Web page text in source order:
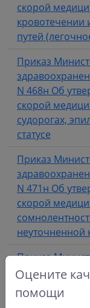
скорой
кровотечении
путей
Приказ
N 468н Об
скорой
судорогах,
статусе
Приказ
N 471н Об
скорой
неуточненной
Приказ
РФ от 7
Оцените
помощи